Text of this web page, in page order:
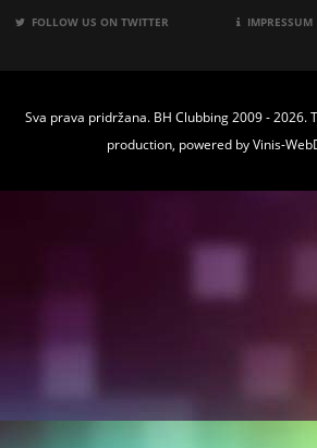
FOLLOW US ON TWITTER IMPRESSUM
Sva prava pridržana. BH Clubbing 2009 - 2026.
production, powered byVinis-